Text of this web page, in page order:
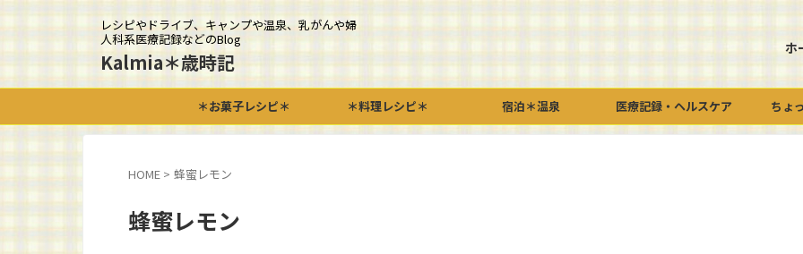
レシピやドライブ、キャンプや温泉、乳がんや婦
人科系医療記録などのBlog
Kalmia＊歳時記
ホ
＊お菓子レシピ＊ ＊料理レシピ＊ 宿泊＊温泉 医療記録・ヘルスケア ちょ
HOME > 蜂蜜レモン
蜂蜜レモン